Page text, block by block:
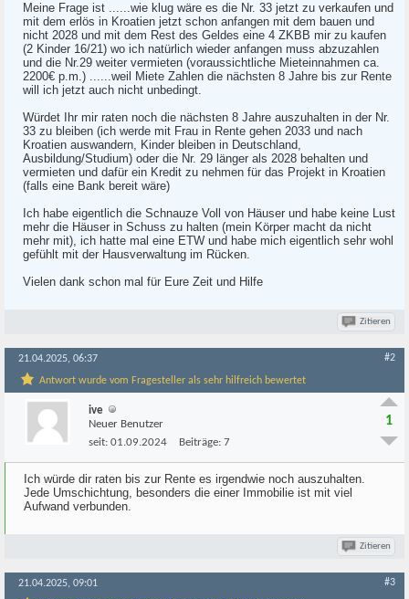
Meine Frage ist ......wie klug wäre es die Nr. 33 jetzt zu verkaufen und
mit dem erlös in Kroatien jetzt schon anfangen mit dem bauen und
nicht 2028 und mit dem Rest des Geldes eine 4 ZKBB mir zu kaufen
(2 Kinder 16/21) wo ich natürlich wieder anfangen muss abzuzahlen
und die Nr.29 weiter vermieten (voraussichtliche Mieteinnahmen ca.
2200€ p.m.) ......weil Miete Zahlen die nächsten 8 Jahre bis zur Rente
will ich jetzt auch nicht unbedingt.
Würdet Ihr mir raten noch die nächsten 8 Jahre auszuhalten in der Nr.
33 zu bleiben (ich werde mit Frau in Rente gehen 2033 und nach
Kroatien auswandern, Kinder bleiben in Deutschland,
Ausbildung/Studium) oder die Nr. 29 länger als 2028 behalten und
vermieten und dafür ein Kredit zu nehmen für das Projekt in Kroatien
(falls eine Bank bereit wäre)
Ich habe eigentlich die Schnauze Voll von Häuser und habe keine Lust
mehr die Häuser in Schuss zu halten (mein Körper macht da nicht
mehr mit), ich hatte mal eine ETW und habe mich eigentlich sehr wohl
gefühlt mit der Hausverwaltung im Rücken.
Vielen dank schon mal für Eure Zeit und Hilfe
Zitieren
21.04.2025, 06:37
Antwort wurde vom Fragesteller als sehr hilfreich bewertet
#2
ive
Neuer Benutzer
seit: 01.09.2024 Beiträge: 7
1
Ich würde dir raten bis zur Rente es irgendwie noch auszuhalten.
Jede Umschichtung, besonders die einer Immobilie ist mit viel
Aufwand verbunden.
Zitieren
21.04.2025, 09:01
#3